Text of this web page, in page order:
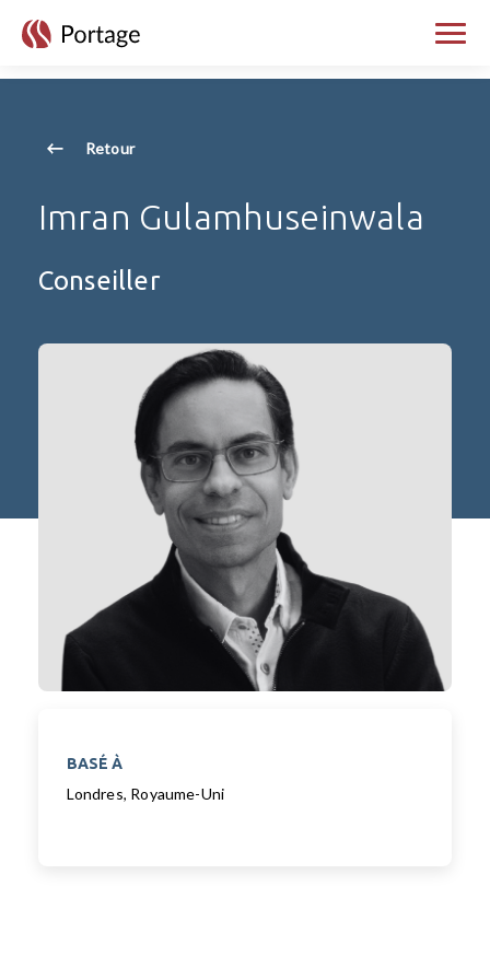
Retour
Imran Gulamhuseinwala
Conseiller
BASÉ À
Londres, Royaume-Uni